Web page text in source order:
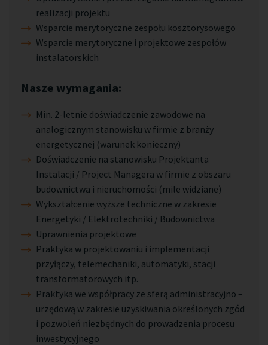
realizacji projektu
Wsparcie merytoryczne zespołu kosztorysowego
Wsparcie merytoryczne i projektowe zespołów
instalatorskich
Nasze wymagania:
Min. 2-letnie doświadczenie zawodowe na
analogicznym stanowisku w firmie z branży
energetycznej (warunek konieczny)
Doświadczenie na stanowisku Projektanta
Instalacji / Project Managera w firmie z obszaru
budownictwa i nieruchomości (mile widziane)
Wykształcenie wyższe techniczne w zakresie
Energetyki / Elektrotechniki / Budownictwa
Uprawnienia projektowe
Praktyka w projektowaniu i implementacji
przyłączy, telemechaniki, automatyki, stacji
transformatorowych itp.
Praktyka we współpracy ze sferą administracyjno –
urzędową w zakresie uzyskiwania określonych zgód
i pozwoleń niezbędnych do prowadzenia procesu
inwestycyjnego